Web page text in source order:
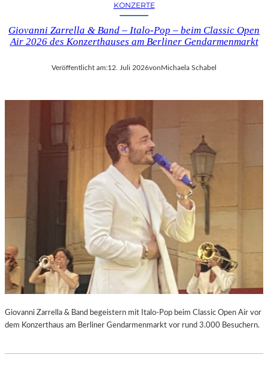
KONZERTE
Giovanni Zarrella & Band – Italo-Pop – beim Classic Open
Air 2026 des Konzerthauses am Berliner Gendarmenmarkt
Veröffentlicht am:12. Juli 2026von Michaela Schabel
Giovanni Zarrella & Band begeistern mit Italo-Pop beim Classic Open Air vor
dem Konzerthaus am Berliner Gendarmenmarkt vor rund 3.000 Besuchern.